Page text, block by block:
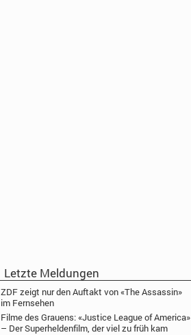
Letzte Meldungen
ZDF zeigt nur den Auftakt von «The Assassin»
im Fernsehen
Filme des Grauens: «Justice League of America»
– Der Superheldenfilm, der viel zu früh kam